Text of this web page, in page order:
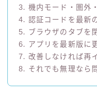
3. 機内モード・圏外
4. 認証コードを最新
5. ブラウザのタブを
6. アプリを最新版に
7. 改善しなければ再
8. それでも無理なら